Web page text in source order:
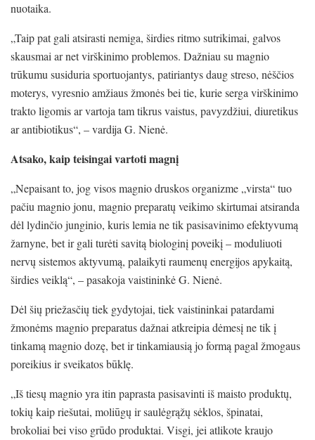
nuotaika.
„Taip pat gali atsirasti nemiga, širdies ritmo sutrikimai, galvos
skausmai ar net virškinimo problemos. Dažniau su magnio
trūkumu susiduria sportuojantys, patiriantys daug streso, nėščios
moterys, vyresnio amžiaus žmonės bei tie, kurie serga virškinimo
trakto ligomis ar vartoja tam tikrus vaistus, pavyzdžiui, diuretikus
ar antibiotikus“, – vardija G. Nienė.
Atsako, kaip teisingai vartoti magnį
„Nepaisant to, jog visos magnio druskos organizme „virsta“ tuo
pačiu magnio jonu, magnio preparatų veikimo skirtumai atsiranda
dėl lydinčio junginio, kuris lemia ne tik pasisavinimo efektyvumą
žarnyne, bet ir gali turėti savitą biologinį poveikį – moduliuoti
nervų sistemos aktyvumą, palaikyti raumenų energijos apykaitą,
širdies veiklą“, – pasakoja vaistininkė G. Nienė.
Dėl šių priežasčių tiek gydytojai, tiek vaistininkai patardami
žmonėms magnio preparatus dažnai atkreipia dėmesį ne tik į
tinkamą magnio dozę, bet ir tinkamiausią jo formą pagal žmogaus
poreikius ir sveikatos būklę.
„Iš tiesų magnio yra itin paprasta pasisavinti iš maisto produktų,
tokių kaip riešutai, moliūgų ir saulėgrąžų sėklos, špinatai,
brokoliai bei viso grūdo produktai. Visgi, jei atlikote kraujo